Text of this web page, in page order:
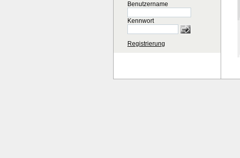
Benutzername
Kennwort
Registrierung